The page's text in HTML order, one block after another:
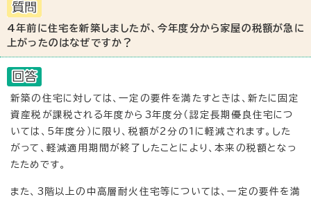
4年前に住宅を新築しましたが、今年度分から家屋の税額が急に
上がったのはなぜですか？
新築の住宅に対しては、一定の要件を満たすときは、新たに固定
資産税が課税される年度から3年度分（認定長期優良住宅につ
いては、5年度分）に限り、税額が2分の1に軽減されます。した
がって、軽減適用期間が終了したことにより、本来の税額となっ
たためです。
また、3階以上の中高層耐火住宅等については、一定の要件を満